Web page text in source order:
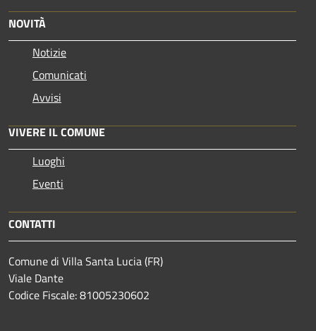
NOVITÀ
Notizie
Comunicati
Avvisi
VIVERE IL COMUNE
Luoghi
Eventi
CONTATTI
Comune di Villa Santa Lucia (FR)
Viale Dante
Codice Fiscale: 81005230602